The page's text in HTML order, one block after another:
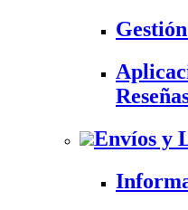
Envíos y